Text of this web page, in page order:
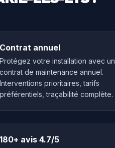
annuel
Protégez votre installation avec un
contrat de maintenance annuel.
Interventions prioritaires, tarifs
préférentiels, traçabilité complète.
avis 4.7/5